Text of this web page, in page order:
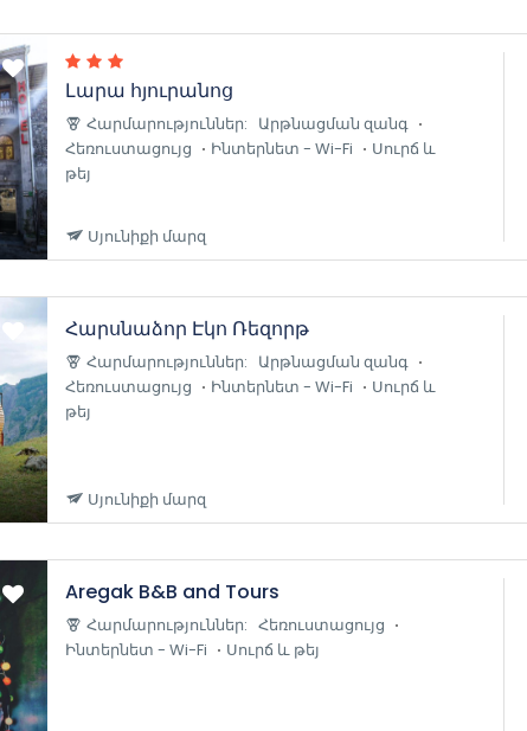
Լարա հյուրանոց
Հարմարություններ: Արթնացման զանգ
Հեռուստացույց
Ինտերնետ - Wi-Fi
Սուրճ և
թեյ
Սյունիքի մարզ
Հարսնաձոր Էկո Ռեզորթ
Հարմարություններ: Արթնացման զանգ
Հեռուստացույց
Ինտերնետ - Wi-Fi
Սուրճ և
թեյ
Սյունիքի մարզ
Aregak B&B and Tours
Հարմարություններ: Հեռուստացույց
Ինտերնետ - Wi-Fi
Սուրճ և թեյ